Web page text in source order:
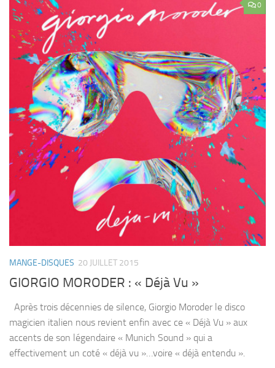
0
MANGE-DISQUES 20 JUILLET 2015
GIORGIO MORODER : « Déjà Vu »
Après trois décennies de silence, Giorgio Moroder le disco
magicien italien nous revient enfin avec ce « Déjà Vu » aux
accents de son légendaire « Munich Sound » qui a
effectivement un coté « déjà vu »…voire « déjà entendu ».